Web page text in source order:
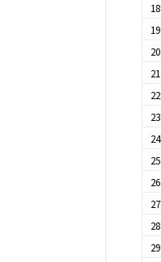
18
19
20
21
22
23
24
25
26
27
28
29